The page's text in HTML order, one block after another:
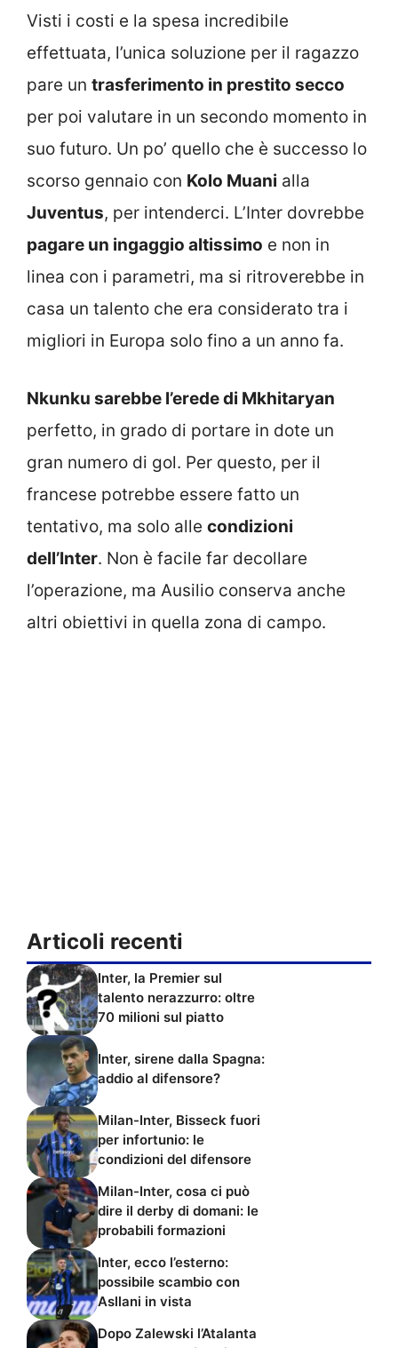
Visti i costi e la spesa incredibile
effettuata, l’unica soluzione per il ragazzo
pare un trasferimento in prestito secco
per poi valutare in un secondo momento in
suo futuro. Un po’ quello che è successo lo
scorso gennaio con Kolo Muani alla
Juventus, per intenderci. L’Inter dovrebbe
pagare un ingaggio altissimo e non in
linea con i parametri, ma si ritroverebbe in
casa un talento che era considerato tra i
migliori in Europa solo fino a un anno fa.
Nkunku sarebbe l’erede di Mkhitaryan
perfetto, in grado di portare in dote un
gran numero di gol. Per questo, per il
francese potrebbe essere fatto un
tentativo, ma solo alle condizioni
dell’Inter. Non è facile far decollare
l’operazione, ma Ausilio conserva anche
altri obiettivi in quella zona di campo.
Articoli recenti
Inter, la Premier sul
talento nerazzurro: oltre
70 milioni sul piatto
Inter, sirene dalla Spagna:
addio al difensore?
Milan-Inter, Bisseck fuori
per infortunio: le
condizioni del difensore
Milan-Inter, cosa ci può
dire il derby di domani: le
probabili formazioni
Inter, ecco l’esterno:
possibile scambio con
Asllani in vista
Dopo Zalewski l’Atalanta